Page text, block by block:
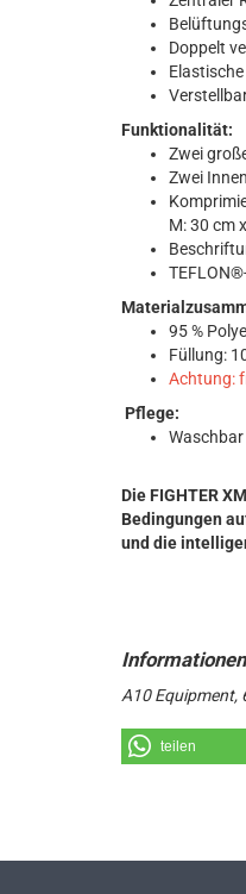
Doppelt
Funktionalität:
Zwei
Zwei
M: 30 cm
95 %
Füllung:
Achtung:
Pflege:
Waschbar
Die FIGHTER
Bedingungen
und die
A10 Equipment,
teilen